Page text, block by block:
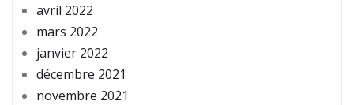
avril 2022
mars 2022
janvier 2022
décembre 2021
novembre 2021